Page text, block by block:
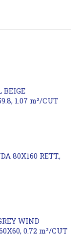
BEIGE
1.07 m²/CUT
80X160 RETT.,
WIND
0.72 m²/CUT